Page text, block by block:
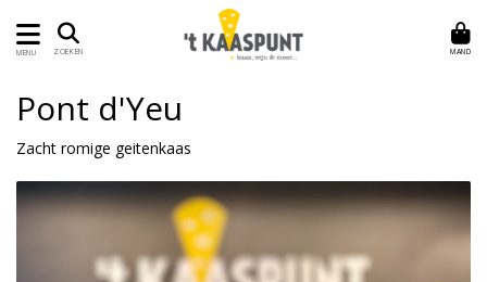
MENU ZOEKEN MAND
Pont d'Yeu
Zacht romige geitenkaas